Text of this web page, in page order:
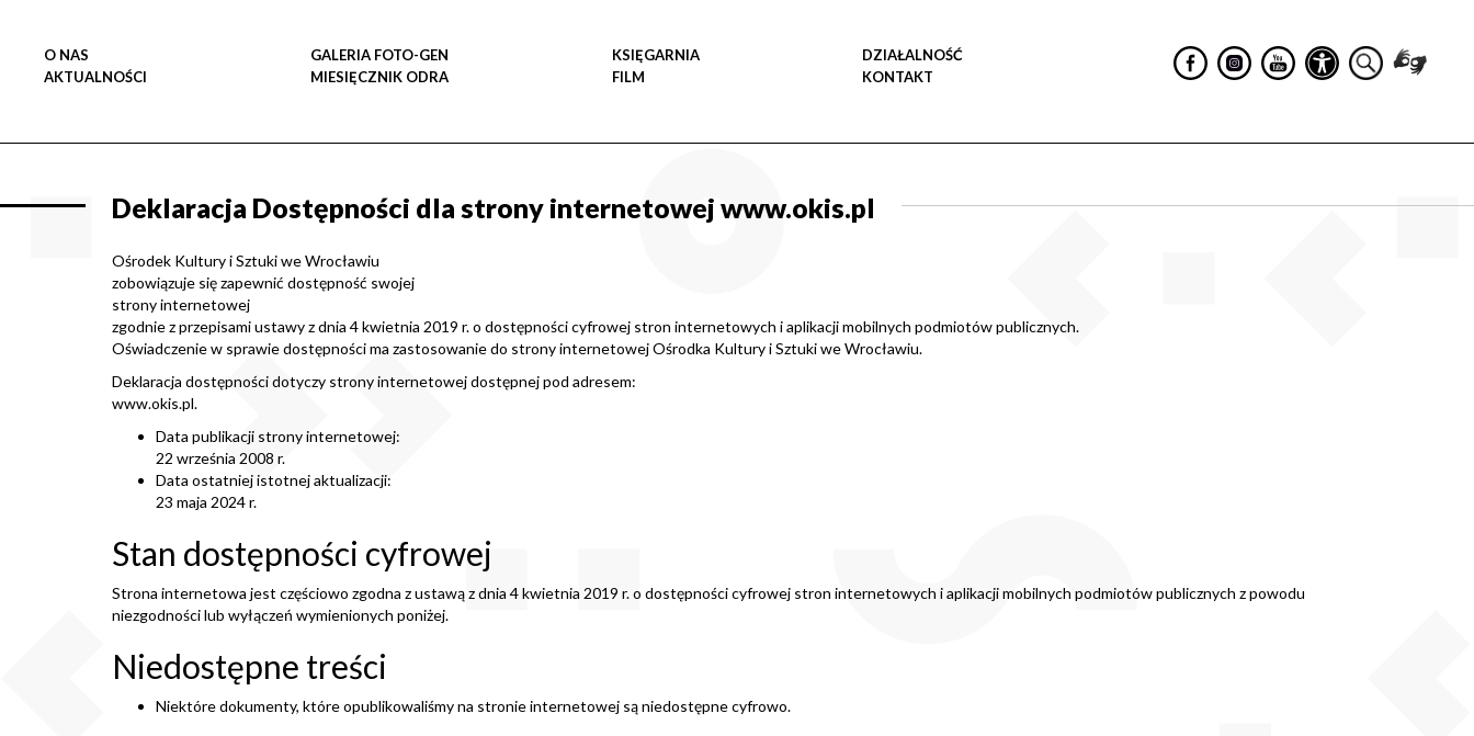
O NAS
AKTUALNOŚCI
GALERIA FOTO-GEN
MIESIĘCZNIK ODRA
KSIĘGARNIA
FILM
DZIAŁALNOŚĆ
KONTAKT
Deklaracja Dostępności dla strony internetowej www.okis.pl
Ośrodek Kultury i Sztuki we Wrocławiu
zobowiązuje się zapewnić dostępność swojej
strony internetowej
zgodnie z przepisami ustawy z dnia 4 kwietnia 2019 r. o dostępności cyfrowej stron internetowych i aplikacji mobilnych podmiotów publicznych.
Oświadczenie w sprawie dostępności ma zastosowanie do strony internetowej Ośrodka Kultury i Sztuki we Wrocławiu.
Deklaracja dostępności dotyczy strony internetowej dostępnej pod adresem:
www.okis.pl.
Data publikacji strony internetowej:
22 września 2008 r.
Data ostatniej istotnej aktualizacji:
23 maja 2024 r.
Stan dostępności cyfrowej
Strona internetowa jest częściowo zgodna z ustawą z dnia 4 kwietnia 2019 r. o dostępności cyfrowej stron internetowych i aplikacji mobilnych podmiotów publicznych z powodu
niezgodności lub wyłączeń wymienionych poniżej.
Niedostępne treści
Niektóre dokumenty, które opublikowaliśmy na stronie internetowej są niedostępne cyfrowo.